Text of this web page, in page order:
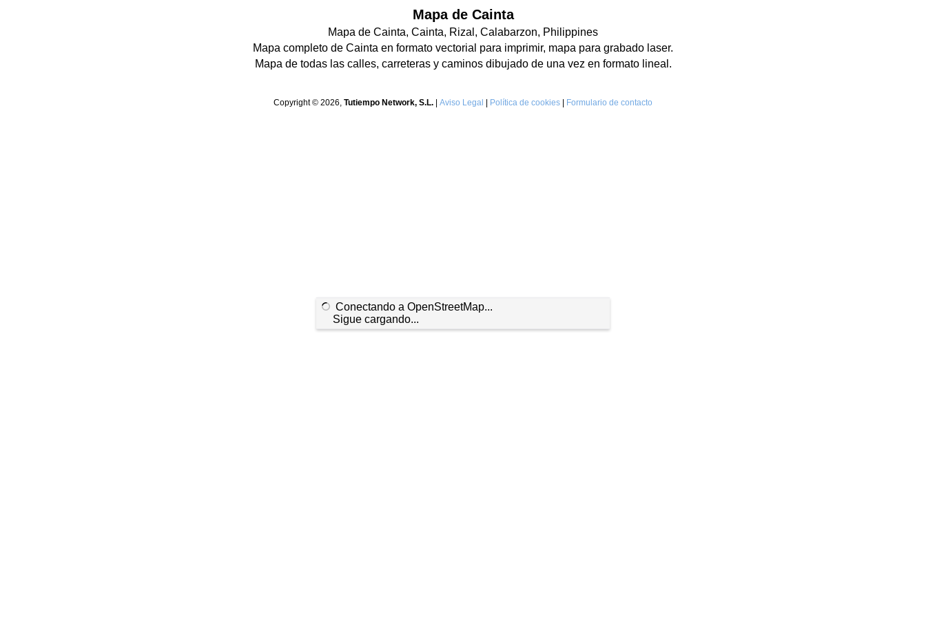
Conectando a OpenStreetMap...
Sigue cargando...
Mapa de Cainta
Mapa de Cainta, Cainta, Rizal, Calabarzon, Philippines
Mapa completo de Cainta en formato vectorial para imprimir, mapa para grabado laser.
Mapa de todas las calles, carreteras y caminos dibujado de una vez en formato lineal.
Copyright © 2026, Tutiempo Network, S.L. Aviso Legal Política de cookies Formulario de contacto